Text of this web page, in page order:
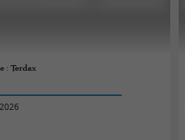
: Terdax